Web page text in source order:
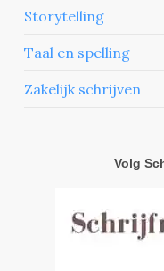
Storytelling
Taal en spelling
Zakelijk schrijven
Volg